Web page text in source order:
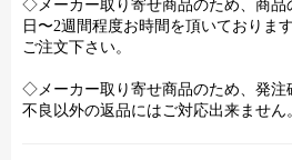
◇メーカー取り寄せ商品のため、商品
日〜2週間程度お時間を頂いておりま
ご注文下さい。
◇メーカー取り寄せ商品のため、発注
不良以外の返品にはご対応出来ません